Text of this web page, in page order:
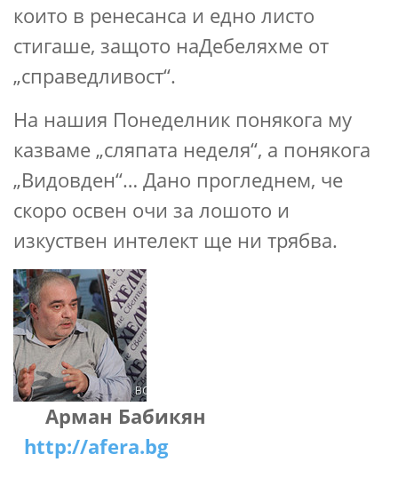
които в ренесанса и едно листо
стигаше, защото наДебеляхме от
„справедливост“.
На нашия Понеделник понякога му
казваме „сляпата неделя“, а понякога
„Видовден“… Дано прогледнем, че
скоро освен очи за лошото и
изкуствен интелект ще ни трябва.
Арман Бабикян
http://afera.bg